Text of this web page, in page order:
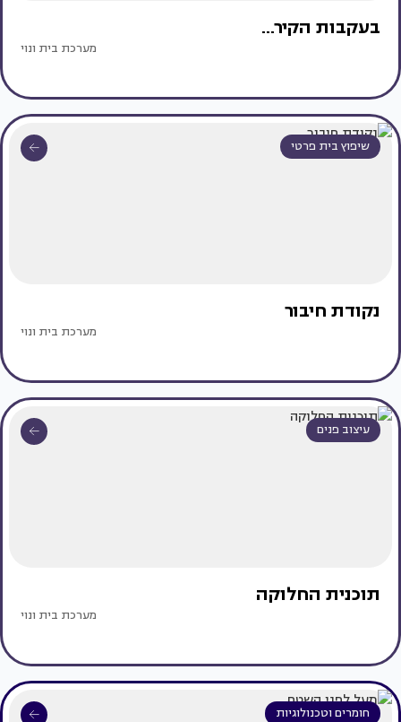
בעקבות הקיר...
מערכת בית ונוי
שיפוץ בית פרטי
נקודת חיבור
מערכת בית ונוי
עיצוב פנים
תוכנית החלוקה
מערכת בית ונוי
חומרים וטכנולוגיות